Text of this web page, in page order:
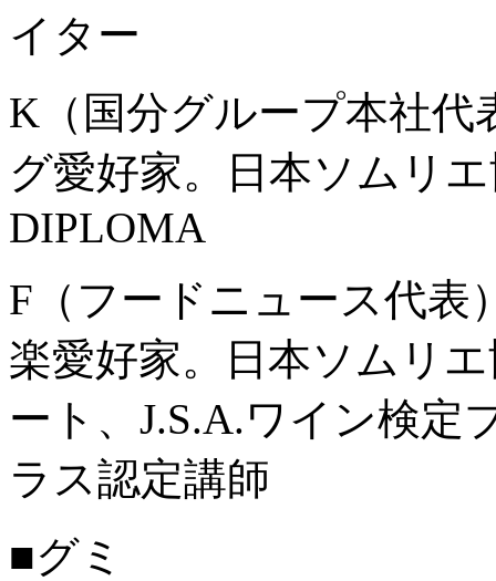
イター
K（国分グループ本社代
グ愛好家。日本ソムリ
DIPLOMA
F（フードニュース代表
楽愛好家。日本ソムリ
ート、J.S.A.ワイン検定
ラス認定講師
■グミ